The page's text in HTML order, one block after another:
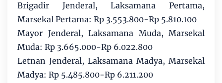
Brigadir Jenderal, Laksamana Pertama,
Marsekal Pertama: Rp 3.553.800-Rp 5.810.100
Mayor Jenderal, Laksamana Muda, Marsekal
Muda: Rp 3.665.000-Rp 6.022.800
Letnan Jenderal, Laksamana Madya, Marsekal
Madya: Rp 5.485.800-Rp 6.211.200